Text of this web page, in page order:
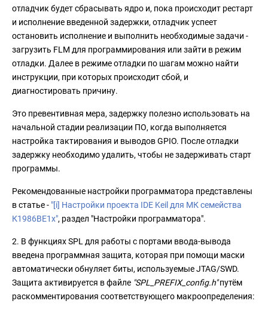
отладчик будет сбрасывать ядро и, пока происходит рестарт
и исполнение введенной задержки, отладчик успеет
остановить исполнение и выполнить необходимые задачи -
загрузить FLM для программирования или зайти в режим
отладки. Далее в режиме отладки по шагам можно найти
инструкции, при которых происходит сбой, и
диагностировать причину.
Это превентивная мера, задержку полезно использовать на
начальной стадии реализации ПО, когда выполняется
настройка тактирования и выводов GPIO. После отладки
задержку необходимо удалить, чтобы не задерживать старт
программы.
Рекомендованные настройки программатора представлены
в статье - "[i] Настройки проекта IDE Keil для МК семейства
К1986ВЕ1x", раздел "Настройки программатора".
2. В функциях SPL для работы с портами ввода-вывода
введена программная защита, которая при помощи маски
автоматически обнуляет биты, используемые JTAG/SWD.
Защита активируется в файле "SPL_PREFIX_config.h"путём
раскомментирования соответствующего макроопределения: